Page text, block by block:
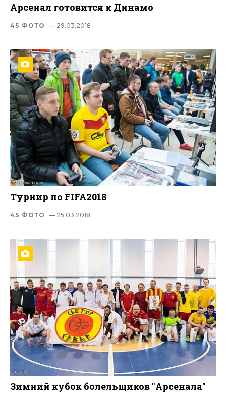
Арсенал готовится к Динамо
45 ФОТО — 29.03.2018
Турнир по FIFA2018
45 ФОТО — 25.03.2018
Зимний кубок болельщиков "Арсенала"